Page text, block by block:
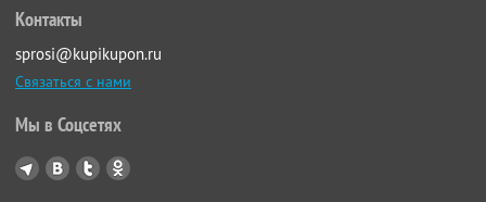
Контакты
sprosi@kupikupon.ru
Связаться с нами
Мы в Соцсетях